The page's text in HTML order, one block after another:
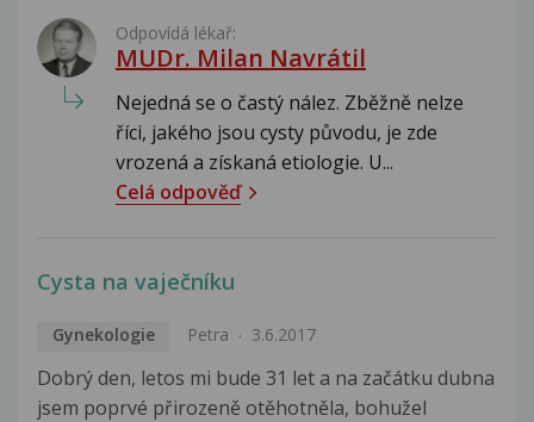
Odpovídá lékař:
MUDr. Milan Navrátil
Nejedná se o častý nález. Zběžně nelze
říci, jakého jsou cysty původu, je zde
vrozená a získaná etiologie. U...
Celá odpověď
Cysta na vaječníku
Gynekologie Petra 3.6.2017
Dobrý den, letos mi bude 31 let a na začátku dubna
jsem poprvé přirozeně otěhotněla, bohužel